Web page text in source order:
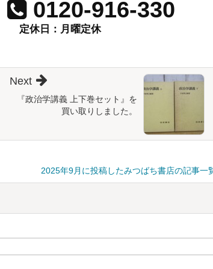
0120-916-330
定休日：月曜定休
『政治学講義 上下巻セット』を
買い取りしました。
Next
2025年9月に投稿したみつばち書店の記事一